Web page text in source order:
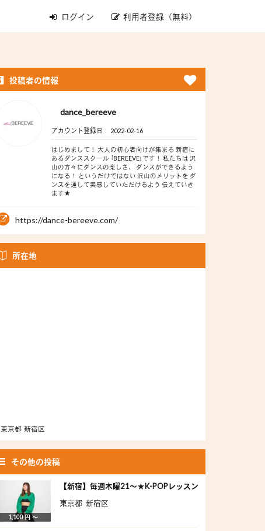
ログイン 利用者登録（無料）
投稿者の情報
dance_bereeve
アカウント登録日： 2022-02-16
はじめまして！ 大人の初心者向けが集まる 新宿に
あるダンススクール ｢BEREEVE｣です！ 私たちは 沢
山の方々にダンスの楽しさ、 ダンスができるよう
になる！ というだけではない 沢山のメリットを ダ
ンスを通して実感していただけるよう 伝えていき
ます★
https://dance-bereeve.com/
所在地
東京都 新宿区
その他の投稿
1,100 円 〜
【新宿】毎週木曜21～★K-POPレッスン
東京都 新宿区